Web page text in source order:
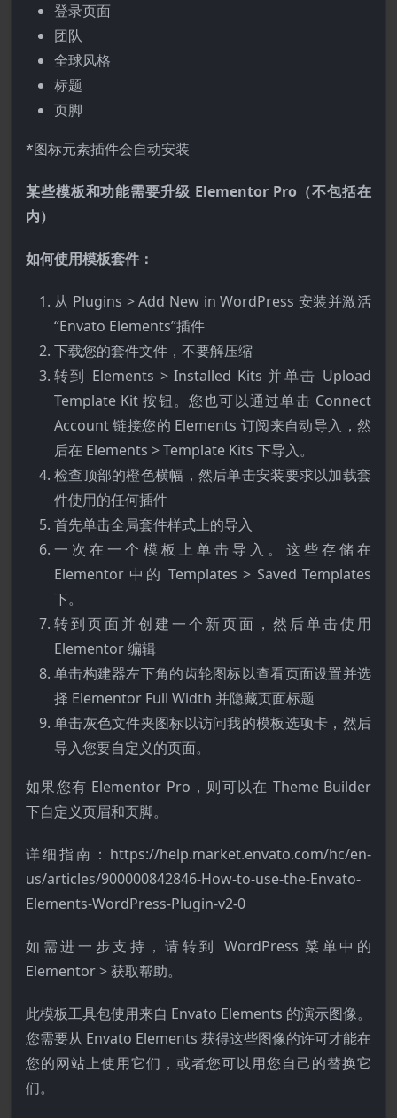
登录页面
团队
全球风格
标题
页脚
*图标元素插件会自动安装
某些模板和功能需要升级 Elementor Pro（不包括在
内）
如何使用模板套件：
从 Plugins > Add New in WordPress 安装并激活
“Envato Elements”插件
下载您的套件文件，不要解压缩
转到 Elements > Installed Kits 并单击 Upload
Template Kit 按钮。您也可以通过单击 Connect
Account 链接您的 Elements 订阅来自动导入，然
后在 Elements > Template Kits 下导入。
检查顶部的橙色横幅，然后单击安装要求以加载套
件使用的任何插件
首先单击全局套件样式上的导入
一次在一个模板上单击导入。这些存储在
Elementor 中的 Templates > Saved Templates
下。
转到页面并创建一个新页面，然后单击使用
Elementor 编辑
单击构建器左下角的齿轮图标以查看页面设置并选
择 Elementor Full Width 并隐藏页面标题
单击灰色文件夹图标以访问我的模板选项卡，然后
导入您要自定义的页面。
如果您有 Elementor Pro，则可以在 Theme Builder
下自定义页眉和页脚。
详细指南：https://help.market.envato.com/hc/en-
us/articles/900000842846-How-to-use-the-Envato-
Elements-WordPress-Plugin-v2-0
如需进一步支持，请转到 WordPress 菜单中的
Elementor > 获取帮助。
此模板工具包使用来自 Envato Elements 的演示图像。
您需要从 Envato Elements 获得这些图像的许可才能在
您的网站上使用它们，或者您可以用您自己的替换它
们。